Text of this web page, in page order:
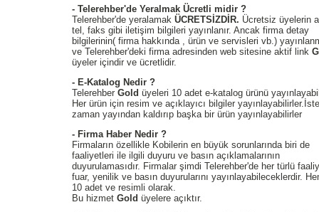
- Telerehber'de Yeralmak Ücretli midir ?
Telerehber'de yeralamak ÜCRETSİZDİR. Ücretsiz üyelerin
tel, faks gibi iletişim bilgileri yayınlanır. Ancak firma detay
bilgilerinin( firma hakkında , ürün ve servisleri vb.)
ve Telerehber'deki firma adresinden web sitesine aktif link
üyeler içindir ve ücretlidir.
- E-Katalog Nedir ?
Telerehber Gold üyeleri 10 adet e-katalog ürünü
Her ürün için resim ve açıklayıcı bilgiler
zaman yayından kaldırıp başka bir ürün yayınlayabilirler
- Firma Haber Nedir ?
Firmaların özellikle Kobilerin en büyük sorunlarında biri de
faaliyetleri ile ilgili duyuru ve basın açıklamalarının
duyurulamasıdır. Firmalar şimdi Telerehber'de her türlü
fuar, yenilik ve basın duyurularını yayınlayabileceklerdir.
10 adet ve resimli olarak.
Bu hizmet Gold üyelere açıktır.